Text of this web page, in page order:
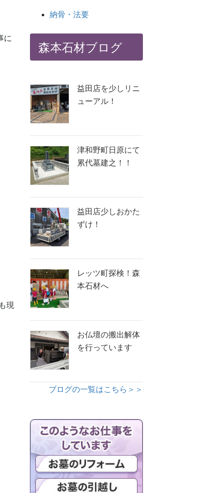
に
現
納骨・法要
森本石材ブログ
益田店を少しリニ
ューアル！
津和野町日原にて
累代墓建之！！
益田店少しおかた
ずけ！
レッツ町探検！森
本石材へ
お仏壇の搬出解体
を行っています
ブログの一覧はこちら＞＞